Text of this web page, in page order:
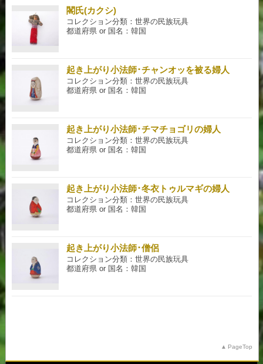
閣氏(カクシ)
コレクション分類：世界の民族玩具
都道府県 or 国名：韓国
起き上がり小法師･チャンオッを被る婦人
コレクション分類：世界の民族玩具
都道府県 or 国名：韓国
起き上がり小法師･チマチョゴリの婦人
コレクション分類：世界の民族玩具
都道府県 or 国名：韓国
起き上がり小法師･冬衣トゥルマギの婦人
コレクション分類：世界の民族玩具
都道府県 or 国名：韓国
起き上がり小法師･僧侶
コレクション分類：世界の民族玩具
都道府県 or 国名：韓国
PageTop